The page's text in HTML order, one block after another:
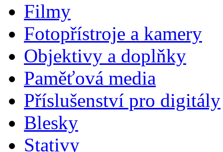
Filmy
Fotopřístroje a kamery
Objektivy a doplňky
Paměťová media
Příslušenství pro digitály
Blesky
Stativy